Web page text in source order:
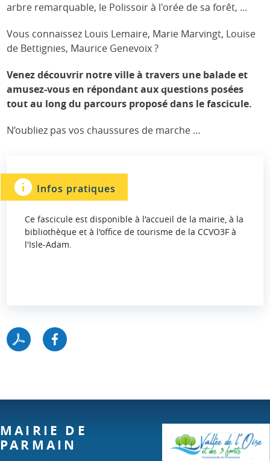
arbre remarquable, le Polissoir à l'orée de sa forêt, ...
Vous connaissez Louis Lemaire, Marie Marvingt, Louise
de Bettignies, Maurice Genevoix ?
Venez découvrir notre ville à travers une balade et
amusez-vous en répondant aux questions posées
tout au long du parcours proposé dans le fascicule.
N’oubliez pas vos chaussures de marche …
Infos pratiques
Ce fascicule est disponible à l'accueil de la mairie, à la
bibliothèque et à l'office de tourisme de la CCVO3F à
l'Isle-Adam.
MAIRIE DE
PARMAIN